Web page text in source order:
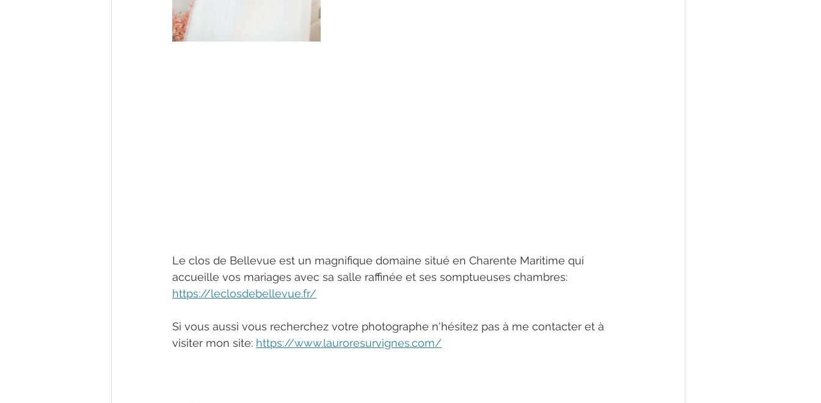
Le clos de Bellevue est un magnifique domaine situé en Charente Maritime qui
accueille vos mariages avec sa salle raffinée et ses somptueuses chambres:
https://leclosdebellevue.fr/
Si vous aussi vous recherchez votre photographe n'hésitez pas à me contacter et à
visiter mon site: https://www.lauroresurvignes.com/